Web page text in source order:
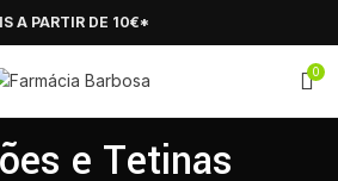
A PARTIR DE 10€*
0
e Tetinas